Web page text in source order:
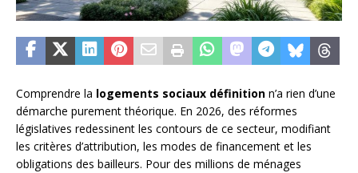
Comprendre la logements sociaux définition n’a rien d’une
démarche purement théorique. En 2026, des réformes
législatives redessinent les contours de ce secteur, modifiant
les critères d’attribution, les modes de financement et les
obligations des bailleurs. Pour des millions de ménages